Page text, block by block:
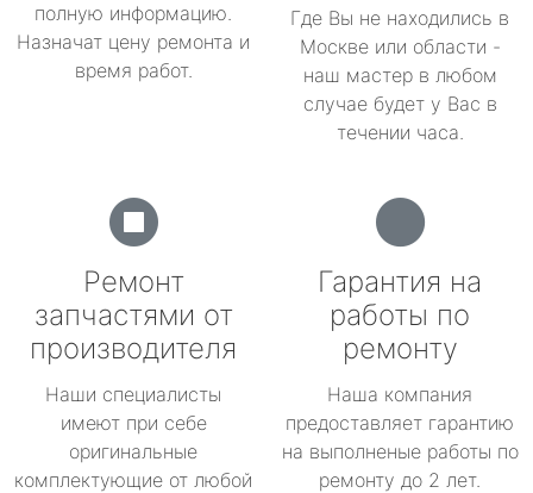
полную информацию.
Назначат цену ремонта и
время работ.
Где Вы не находились в
Москве или области -
наш мастер в любом
случае будет у Вас в
течении часа.
Ремонт
запчастями от
производителя
Наши специалисты
имеют при себе
оригинальные
комплектующие от любой
Гарантия на
работы по
ремонту
Наша компания
предоставляет гарантию
на выполненые работы по
ремонту до 2 лет.